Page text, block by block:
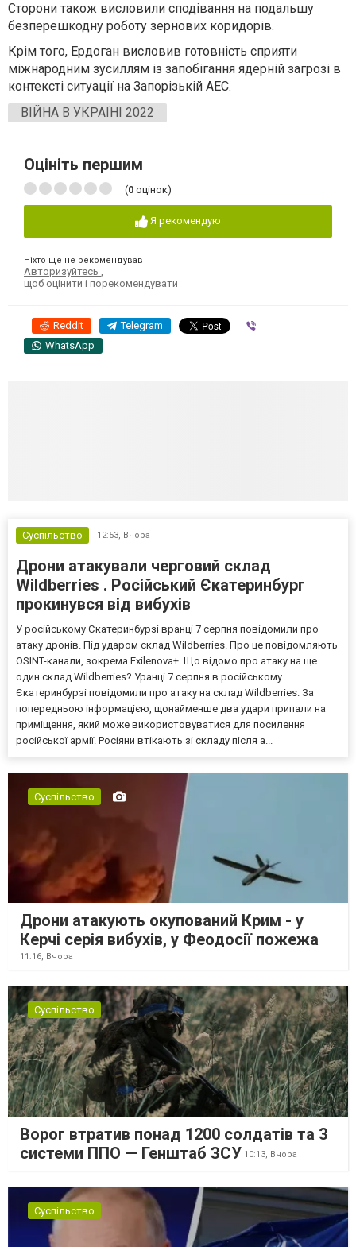
Сторони також висловили сподівання на подальшу
безперешкодну роботу зернових коридорів.
Крім того, Ердоган висловив готовність сприяти
міжнародним зусиллям із запобігання ядерній загрозі в
контексті ситуації на Запорізькій АЕС.
ВІЙНА В УКРАЇНІ 2022
Оцініть першим
(0 оцінок)
Я рекомендую
Ніхто ще не рекомендував
Авторизуйтесь
щоб оцінити і порекомендувати
Reddit Telegram
WhatsApp
Суспільство 12:53, Вчора
Дрони атакували черговий склад
Wildberries . Російський Єкатеринбург
прокинувся від вибухів
У російському Єкатеринбурзі вранці 7 серпня повідомили про
атаку дронів. Під ударом склад Wildberries. Про це повідомляють
OSINT-канали, зокрема Exilenova+. Що відомо про атаку на ще
один склад Wildberries? Уранці 7 серпня в російському
Єкатеринбурзі повідомили про атаку на склад Wildberries. За
попередньою інформацією, щонайменше два удари припали на
приміщення, який може використовуватися для посилення
російської армії. Росіяни втікають зі складу після а...
Суспільство
Дрони атакують окупований Крим - у
Керчі серія вибухів, у Феодосії пожежа
11:16, Вчора
Суспільство
Ворог втратив понад 1200 солдатів та 3
системи ППО — Генштаб ЗСУ 10:13, Вчора
Суспільство